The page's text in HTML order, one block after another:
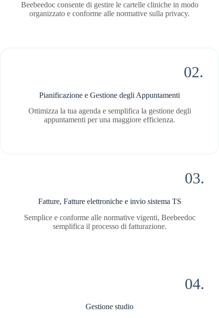
Beebeedoc consente di gestire le cartelle cliniche in modo
organizzato e conforme alle normative sulla privacy.
02.
Pianificazione e Gestione degli Appuntamenti
Ottimizza la tua agenda e semplifica la gestione degli
appuntamenti per una maggiore efficienza.
03.
Fatture, Fatture elettroniche e invio sistema TS
Semplice e conforme alle normative vigenti, Beebeedoc
semplifica il processo di fatturazione.
04.
Gestione studio